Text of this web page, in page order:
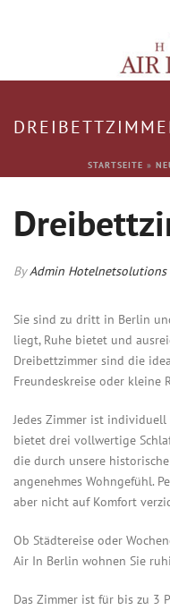
STARTSEITE »
ByAdmin Hotelnetsolutions
Sie sind zu dritt in Berlin
liegt, Ruhe bietet und
Dreibettzimmer sind die
Freundeskreise oder kleine
Jedes Zimmer ist
bietet drei vollwertige
die durch unsere
angenehmes Wohngefühl.
aber nicht auf Komfort
Ob Städtereise oder
Air In Berlin wohnen Sie
Das Zimmer ist für bis zu 3